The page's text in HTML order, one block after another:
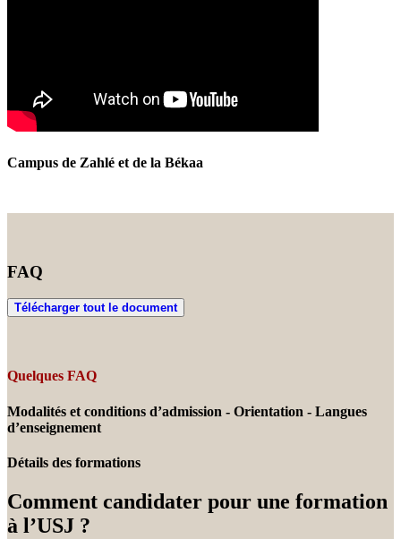
Campus de Zahlé et de la Békaa
FAQ
Télécharger tout le document
Quelques FAQ
Modalités et conditions d’admission - Orientation - Langues
d’enseignement
Détails des formations
Comment candidater pour une formation
à l’USJ ?